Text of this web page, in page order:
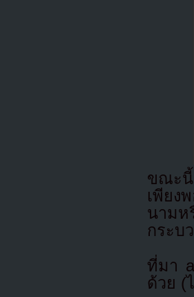
ขณะนี้
เพียง
นามห
กระบ
ที่มา
ด้วย (